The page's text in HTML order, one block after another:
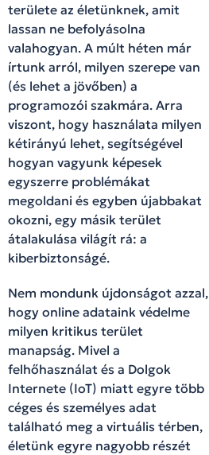
területe az életünknek, amit
lassan ne befolyásolna
valahogyan. A múlt héten már
írtunk arról, milyen szerepe van
(és lehet a jövőben) a
programozói szakmára. Arra
viszont, hogy használata milyen
kétirányú lehet, segítségével
hogyan vagyunk képesek
egyszerre problémákat
megoldani és egyben újabbakat
okozni, egy másik terület
átalakulása világít rá: a
kiberbiztonságé.
Nem mondunk újdonságot azzal,
hogy online adataink védelme
milyen kritikus terület
manapság. Mivel a
felhőhasználat és a Dolgok
Internete (IoT) miatt egyre több
céges és személyes adat
található meg a virtuális térben,
életünk egyre nagyobb részét